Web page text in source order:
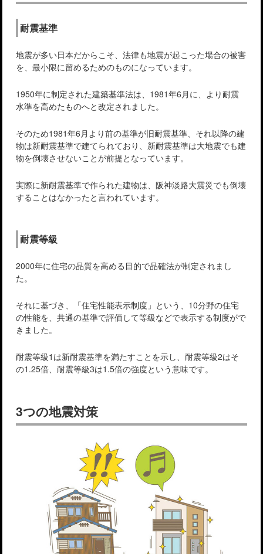
耐震基準
地震が多い日本だからこそ、法律も地震が起こった場合の被害
を、最小限に留めるためのものになっています。
1950年に制定された建築基準法は、1981年6月に、より耐震
水準を高めたものへと改定されました。
そのため1981年6月より前の基準が旧耐震基準、それ以降の建
物は新耐震基準で建てられており、新耐震基準は大地震でも建
物を倒壊させないことが前提となっています。
実際に新耐震基準で作られた建物は、阪神淡路大震災でも倒壊
することはなかったと言われています。
耐震等級
2000年に住宅の品質を高める目的で品確法が制定されまし
た。
それに基づき、「住宅性能表示制度」という、10分野の住宅
の性能を、共通の基準で評価して等級などで表示する制度がで
きました。
耐震等級1は新耐震基準を満たすことを示し、耐震等級2はそ
の1.25倍、耐震等級3は1.5倍の強度という意味です。
3つの地震対策